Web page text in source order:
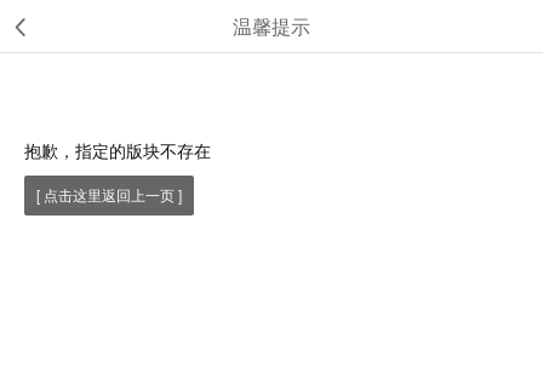
温馨提示
抱歉，指定的版块不存在
[ 点击这里返回上一页 ]